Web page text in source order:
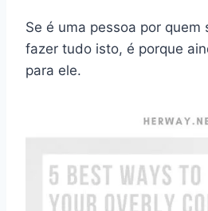
Se é uma pessoa por quem
fazer tudo isto, é porque
para ele.